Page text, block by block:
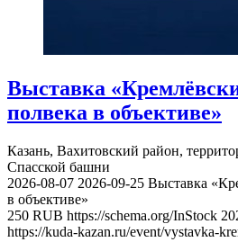
Выставка
полвека в объективе»
Казань, Вахитовский район,
Спасской башни
2026-08-07 2026-09-25 Выставка
в объективе»
250 RUB https://schema.org/InStock
https://kuda-kazan.ru/event/vystavka-